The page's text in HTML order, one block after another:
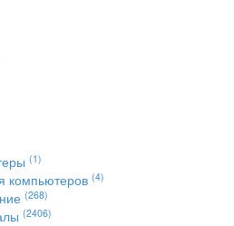
(1)
компьютеров (4)
(268)
(2406)